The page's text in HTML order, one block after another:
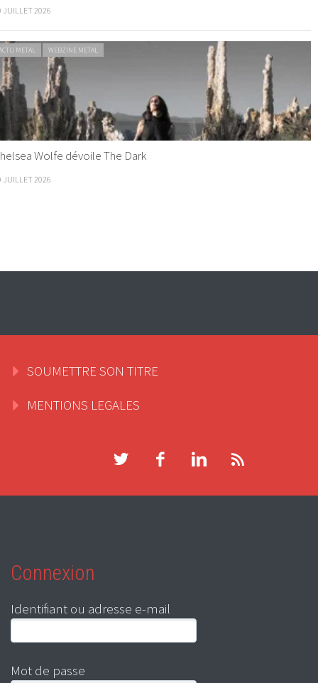
JUILLET 2026
METAL WEBZINE METAL
Wolfe dévoile The Dark
JUILLET 2026
SOUMETTRE SON TITRE
MENTIONS LEGALES
Connexion
Identifiant ou adresse e-mail
Mot de passe